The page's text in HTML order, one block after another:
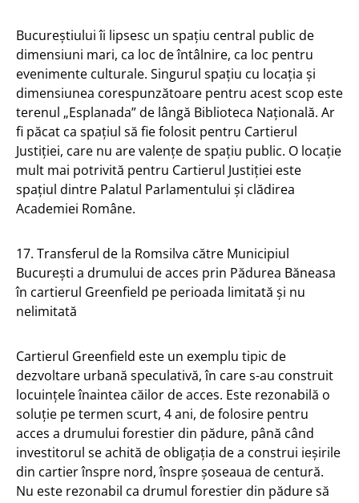
Bucureștiului îi lipsesc un spațiu central public de
dimensiuni mari, ca loc de întâlnire, ca loc pentru
evenimente culturale. Singurul spațiu cu locația și
dimensiunea corespunzătoare pentru acest scop este
terenul „Esplanada” de lângă Biblioteca Națională. Ar
fi păcat ca spațiul să fie folosit pentru Cartierul
Justiției, care nu are valențe de spațiu public. O locație
mult mai potrivită pentru Cartierul Justiției este
spațiul dintre Palatul Parlamentului și clădirea
Academiei Române.
17. Transferul de la Romsilva către Municipiul
București a drumului de acces prin Pădurea Băneasa
în cartierul Greenfield pe perioada limitată și nu
nelimitată
Cartierul Greenfield este un exemplu tipic de
dezvoltare urbană speculativă, în care s-au construit
locuințele înaintea căilor de acces. Este rezonabilă o
soluție pe termen scurt, 4 ani, de folosire pentru
acces a drumului forestier din pădure, până când
investitorul se achită de obligația de a construi ieșirile
din cartier înspre nord, înspre șoseaua de centură.
Nu este rezonabil ca drumul forestier din pădure să